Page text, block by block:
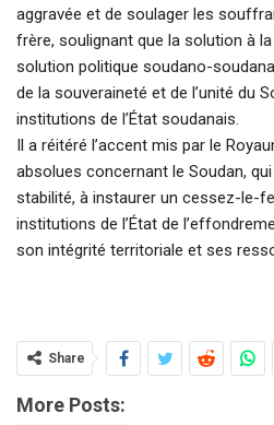
aggravée et de soulager les
frère, soulignant que la solution à
solution politique soudano-
de la souveraineté et de l’unité du
institutions de l’État soudanais.
Il a réitéré l’accent mis par le
absolues concernant le Soudan,
stabilité, à instaurer un cessez-le-
institutions de l’État de
son intégrité territoriale et ses
Share
More Posts: